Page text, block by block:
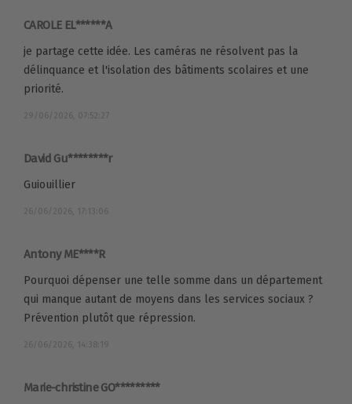
CAROLE EL******A
je partage cette idée. Les caméras ne résolvent pas la
délinquance et l'isolation des bâtiments scolaires et une
priorité.
29/06/2026, 07:52:27
David Gu********r
Guiouillier
26/06/2026, 17:13:06
Antony ME****R
Pourquoi dépenser une telle somme dans un département
qui manque autant de moyens dans les services sociaux ?
Prévention plutôt que répression.
26/06/2026, 14:38:19
Marie-christine GO*********